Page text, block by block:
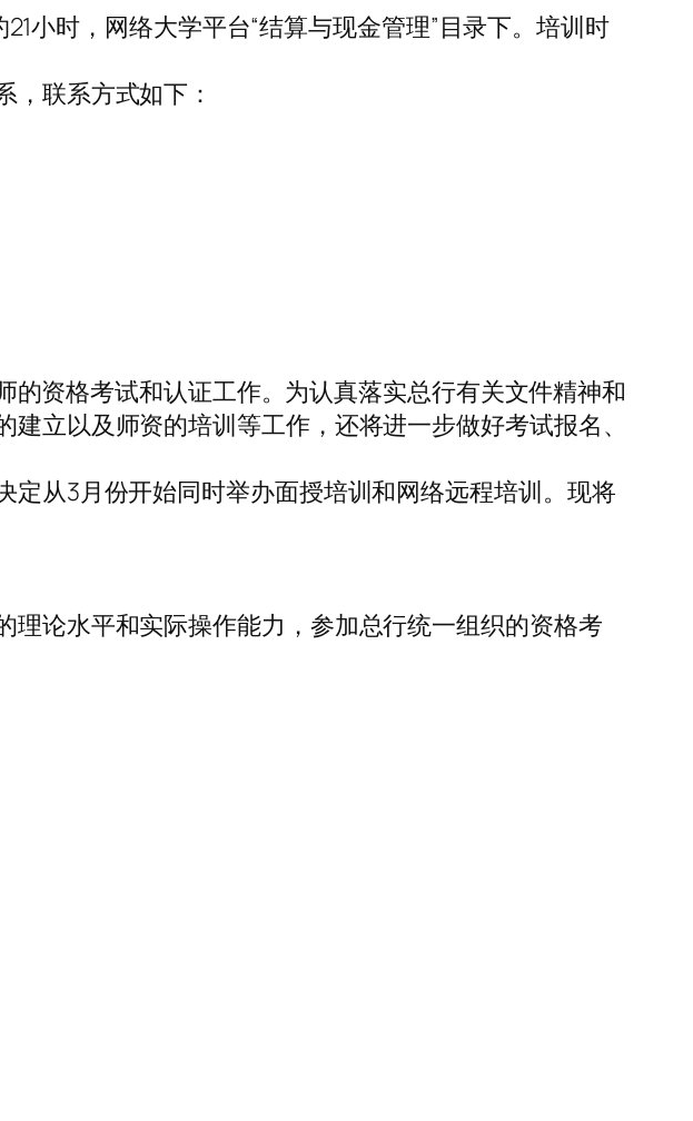
小时，网络大学平台“结算与现金管理”目录下。培训时
联系方式如下：
资格考试和认证工作。为认真落实总行有关文件精神和
立以及师资的培训等工作，还将进一步做好考试报名、
从3月份开始同时举办面授培训和网络远程培训。现将
论水平和实际操作能力，参加总行统一组织的资格考